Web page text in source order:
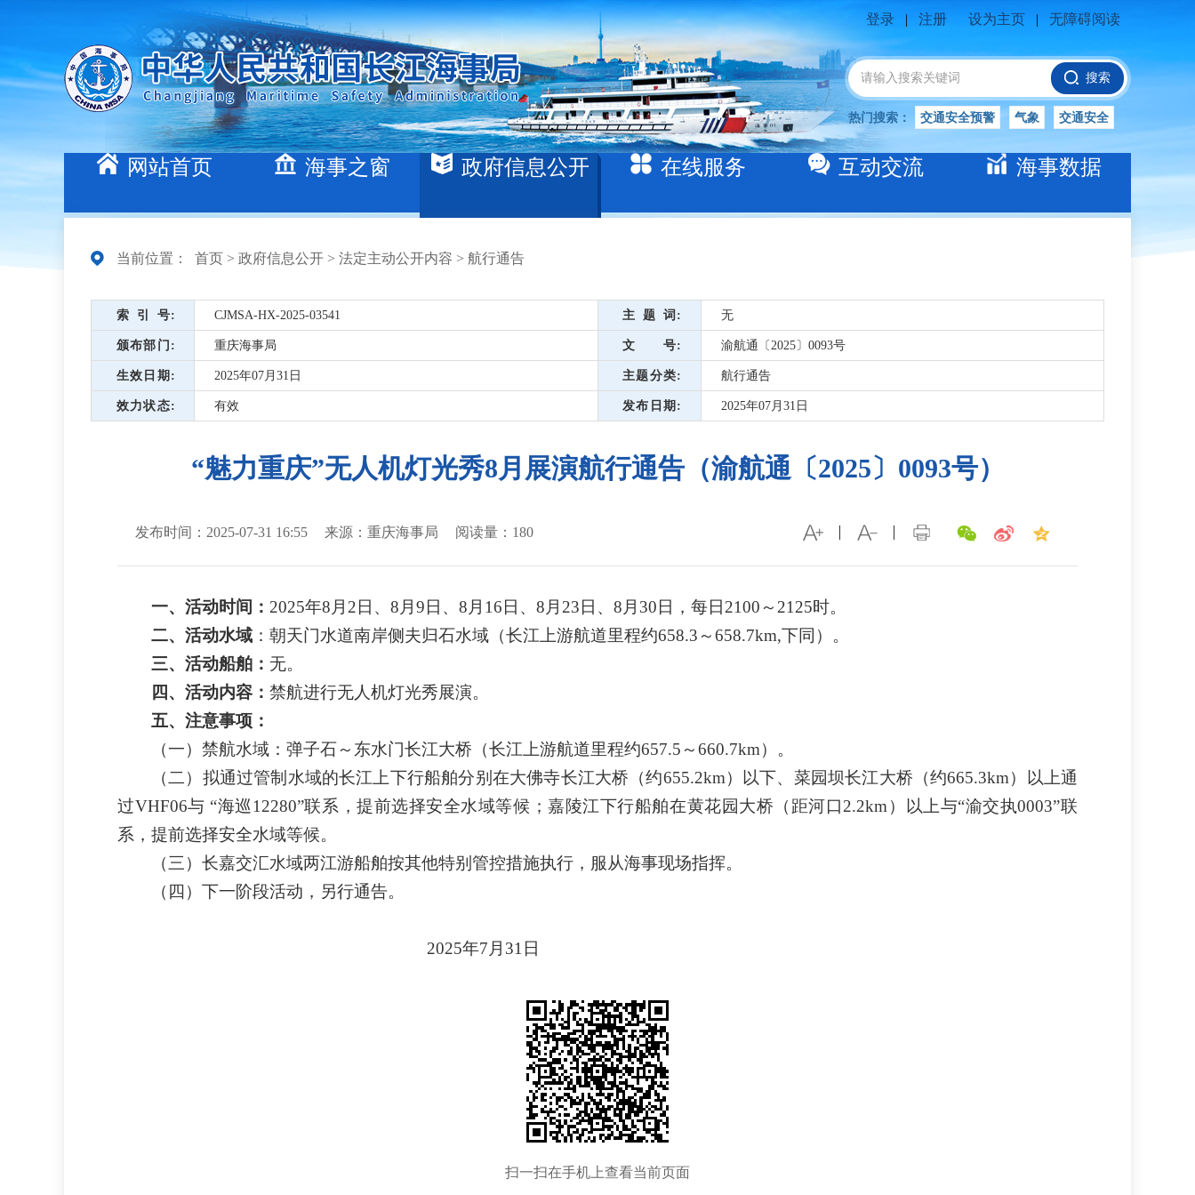
登录 | 注册 设为主页 | 无障碍阅读
搜索
热门搜索： 交通安全预警 气象 交通安全
船舶安全 水位公告 安全 交通
交通安全知识 交通安全生产
网站首页 海事之窗 政府信息公开 在线服务 互动交流 海事数据
当前位置： 首页 > 政府信息公开 > 法定主动公开内容 > 航行通告
索引号 CJMSA-HX-2025-03541 主题词 无
颁布部门 重庆海事局 文号 渝航通〔2025〕0093号
生效日期 2025年07月31日 主题分类 航行通告
效力状态 有效 发布日期 2025年07月31日
“魅力重庆”无人机灯光秀8月展演航行通告（渝航通〔2025〕0093号）
发布时间：2025-07-31 16:55 来源：重庆海事局 阅读量： 180
一、 活动时间： 2025年8月2日、8月9日、8月16日、8月23日、8月30日，每日2100～2125时。
二、 活动水域 ：朝天门水道南岸侧夫归石水域（长江上游航道里程约658.3～658.7km,下同）。
三、 活动船舶： 无。
四、 活动内容： 禁航进行无人机灯光秀展演。
五、注意事项：
（一）禁航水域：弹子石～东水门长江大桥（长江上游航道里程约657.5～660.7km）。
（二）拟通过管制水域的长江上下行船舶分别在大佛寺长江大桥（约655.2km）以下、菜园坝长江大桥（约665.3km）以上通
过VHF06与 “海巡12280”联系，提前选择安全水域等候；嘉陵江下行船舶在黄花园大桥（距河口2.2km）以上与“渝交执0003”联
系，提前选择安全水域等候。
（三）长嘉交汇水域两江游船舶按其他特别管控措施执行，服从海事现场指挥。
（四）下一阶段活动，另行通告。
2025年7月31日
扫一扫在手机上查看当前页面